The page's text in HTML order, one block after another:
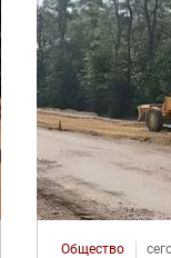
Общество